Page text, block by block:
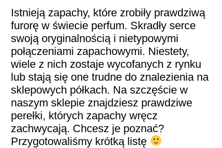
Istnieją zapachy, które zrobiły prawdziwą
furorę w świecie perfum. Skradły serce
swoją oryginalnością i nietypowymi
połączeniami zapachowymi. Niestety,
wiele z nich zostaje wycofanych z rynku
lub stają się one trudne do znalezienia na
sklepowych półkach. Na szczęście w
naszym sklepie znajdziesz prawdziwe
perełki, których zapachy wręcz
zachwycają. Chcesz je poznać?
Przygotowaliśmy krótką listę